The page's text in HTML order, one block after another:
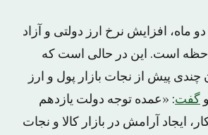
ماه، افزایش نرخ ارز دولتی و آزاد
است. این در حالی است که
چندی پیش از نجات بازار پول و ارز
گفت: «عمده توجه دولت یازدهم
ایجاد آرامش در بازار کالا و نجات